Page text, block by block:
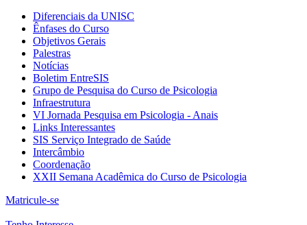
Diferenciais da UNISC
Ênfases do Curso
Objetivos Gerais
Palestras
Notícias
Boletim EntreSIS
Grupo de Pesquisa do Curso de Psicologia
Infraestrutura
VI Jornada Pesquisa em Psicologia - Anais
Links Interessantes
SIS Serviço Integrado de Saúde
Intercâmbio
Coordenação
XXII Semana Acadêmica do Curso de Psicologia
Matricule-se